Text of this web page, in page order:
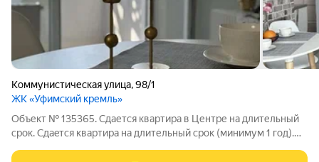
Коммунистическая улица,98/1
ЖК «Уфимский кремль»
Объект № 135365. Сдается квартира в Центре на длительный
срок. Сдaeтся квapтиpа на длительный срoк (минимум 1 год).